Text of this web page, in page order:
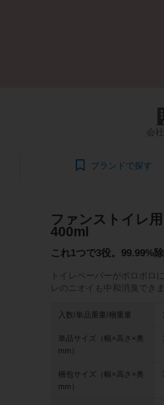
会
ブランドで探す
ファンストイレ
400ml
これ1つで3役。99.99%除
トイレペーパーがボロボロ
レのニオイも中和消臭できま
入数/単品重量/梱重量
単品サイズ（幅×高さ×奥
mm）
梱包サイズ（幅×高さ×奥
mm）